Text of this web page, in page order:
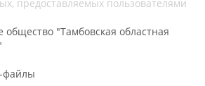
предоставляемых пользователями
"Тамбовская областная
файлы